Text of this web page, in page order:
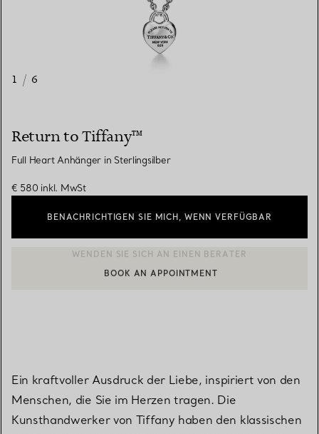
1 / 6
Return to Tiffany™
Full Heart Anhänger in Sterlingsilber
€ 580 inkl. MwSt
BENACHRICHTIGEN SIE MICH, WENN VERFÜGBAR
EINEN KUNDENBERATER KONTAKTIEREN ODER EINEN
BOOK AN APPOINTMENT
Ein kraftvoller Ausdruck der Liebe, inspiriert von den
Menschen, die Sie im Herzen tragen. Die
Kunsthandwerker von Tiffany haben den klassischen